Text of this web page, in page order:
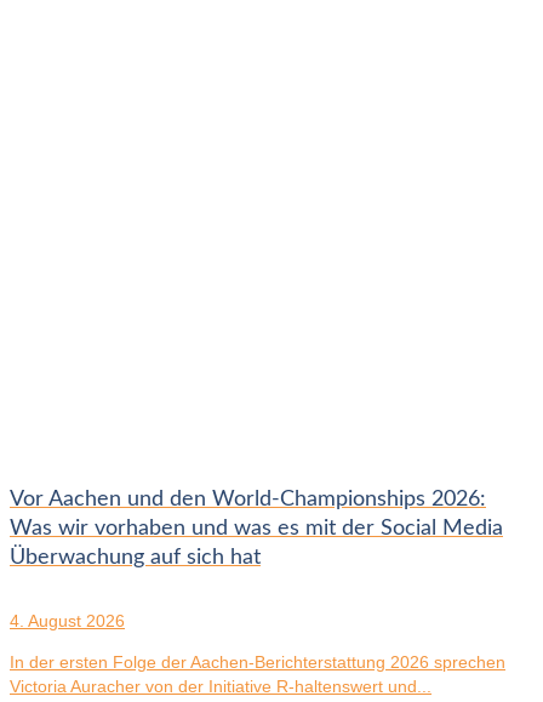
Vor Aachen und den World-Championships 2026:
Was wir vorhaben und was es mit der Social Media
Überwachung auf sich hat
4. August 2026
In der ersten Folge der Aachen-Berichterstattung 2026 sprechen
Victoria Auracher von der Initiative R-haltenswert und...